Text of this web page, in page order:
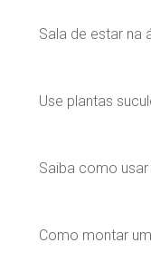
Sala de estar na
Use plantas
Saiba como
Como montar